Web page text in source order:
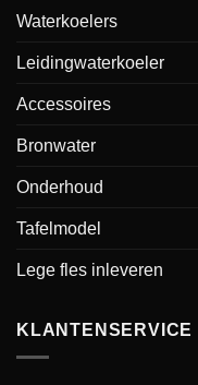
Waterkoelers
Leidingwaterkoeler
Accessoires
Bronwater
Onderhoud
Tafelmodel
Lege fles inleveren
KLANTENSERVICE